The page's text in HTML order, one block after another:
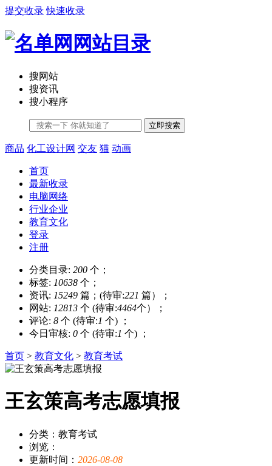
提交收录 快速收录
搜网站
搜资讯
搜小程序
立即搜索
商品 化工设计网 交友 猫 动画
首页
最新收录
电脑网络
行业企业
教育文化
登录
注册
分类目录: 200 个；
标签: 10638 个；
资讯: 15249 篇；(待审:221 篇）；
网站: 12813 个 (待审:4464个）；
评论: 8 个 (待审:1 个) ；
今日审核: 0 个 (待审:1 个) ；
首页 > 教育文化 > 教育考试
王玄策高考志愿填报
分类：教育考试
浏览：
更新时间： 2026-08-08